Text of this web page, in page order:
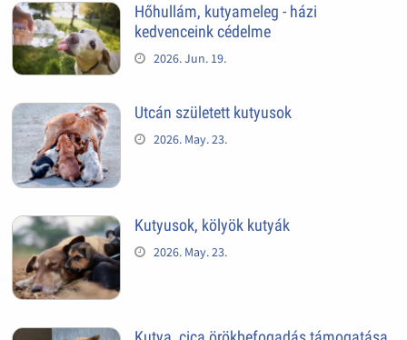
Hőhullám, kutyameleg - házi
kedvenceink cédelme
2026. Jun. 19.
Utcán született kutyusok
2026. May. 23.
Kutyusok, kölyök kutyák
2026. May. 23.